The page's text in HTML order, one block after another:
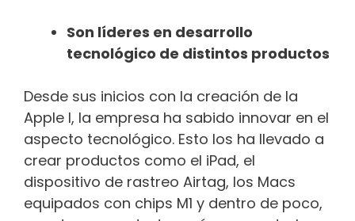
Son líderes en desarrollo
tecnológico de distintos productos
Desde sus inicios con la creación de la
Apple I, la empresa ha sabido innovar en el
aspecto tecnológico. Esto los ha llevado a
crear productos como el iPad, el
dispositivo de rastreo Airtag, los Macs
equipados con chips M1 y dentro de poco,